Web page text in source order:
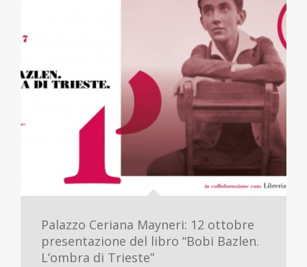
Palazzo Ceriana Mayneri: 12 ottobre
presentazione del libro “Bobi Bazlen.
L’ombra di Trieste”